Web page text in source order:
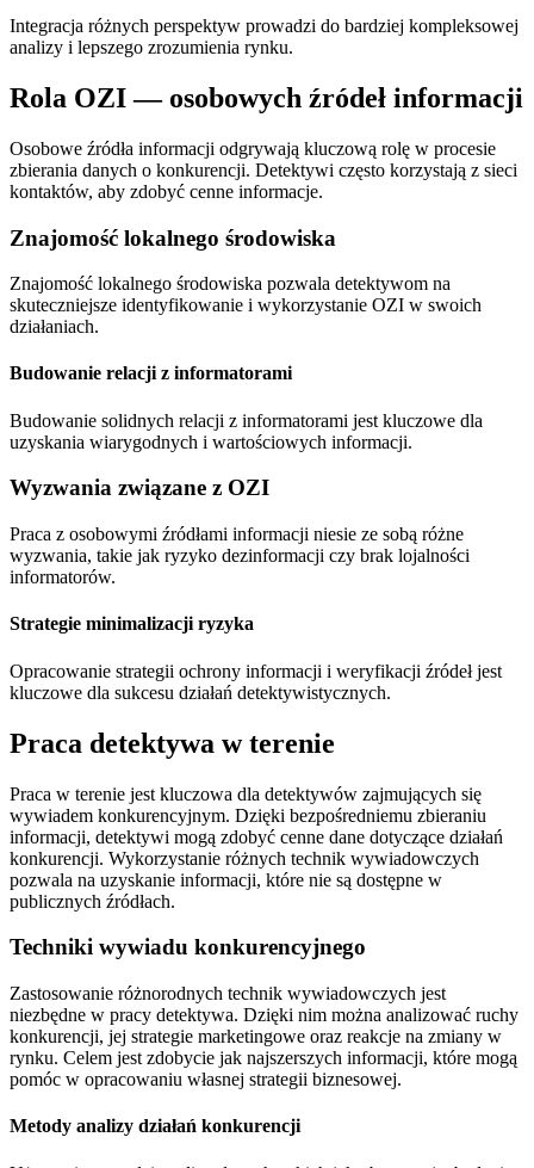
Integracja różnych perspektyw prowadzi do bardziej kompleksowej
analizy i lepszego zrozumienia rynku.
Rola OZI — osobowych źródeł informacji
Osobowe źródła informacji odgrywają kluczową rolę w procesie
zbierania danych o konkurencji. Detektywi często korzystają z sieci
kontaktów, aby zdobyć cenne informacje.
Znajomość lokalnego środowiska
Znajomość lokalnego środowiska pozwala detektywom na
skuteczniejsze identyfikowanie i wykorzystanie OZI w swoich
działaniach.
Budowanie relacji z informatorami
Budowanie solidnych relacji z informatorami jest kluczowe dla
uzyskania wiarygodnych i wartościowych informacji.
Wyzwania związane z OZI
Praca z osobowymi źródłami informacji niesie ze sobą różne
wyzwania, takie jak ryzyko dezinformacji czy brak lojalności
informatorów.
Strategie minimalizacji ryzyka
Opracowanie strategii ochrony informacji i weryfikacji źródeł jest
kluczowe dla sukcesu działań detektywistycznych.
Praca detektywa w terenie
Praca w terenie jest kluczowa dla detektywów zajmujących się
wywiadem konkurencyjnym. Dzięki bezpośredniemu zbieraniu
informacji, detektywi mogą zdobyć cenne dane dotyczące działań
konkurencji. Wykorzystanie różnych technik wywiadowczych
pozwala na uzyskanie informacji, które nie są dostępne w
publicznych źródłach.
Techniki wywiadu konkurencyjnego
Zastosowanie różnorodnych technik wywiadowczych jest
niezbędne w pracy detektywa. Dzięki nim można analizować ruchy
konkurencji, jej strategie marketingowe oraz reakcje na zmiany w
rynku. Celem jest zdobycie jak najszerszych informacji, które mogą
pomóc w opracowaniu własnej strategii biznesowej.
Metody analizy działań konkurencji